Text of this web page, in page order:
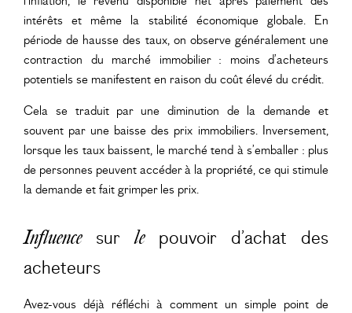
intérêts et même la stabilité économique globale. En
période de hausse des taux, on observe généralement une
contraction du marché immobilier : moins d’acheteurs
potentiels se manifestent en raison du coût élevé du crédit.
Cela se traduit par une diminution de la demande et
souvent par une baisse des prix immobiliers. Inversement,
lorsque les taux baissent, le marché tend à s’emballer : plus
de personnes peuvent accéder à la propriété, ce qui stimule
la demande et fait grimper les prix.
Influencesurlepouvoir d’achat des
acheteurs
Avez-vous déjà réfléchi à comment un simple point de